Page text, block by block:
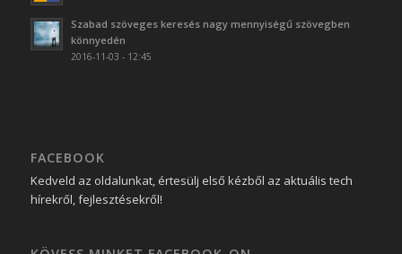
Szabad szöveges keresés nagy mennyiségű szövegben
könnyedén
2016-11-03 - 12:45
FACEBOOK
Kedveld az oldalunkat, értesülj első kézből az aktuális tech
hírekről, fejlesztésekről!